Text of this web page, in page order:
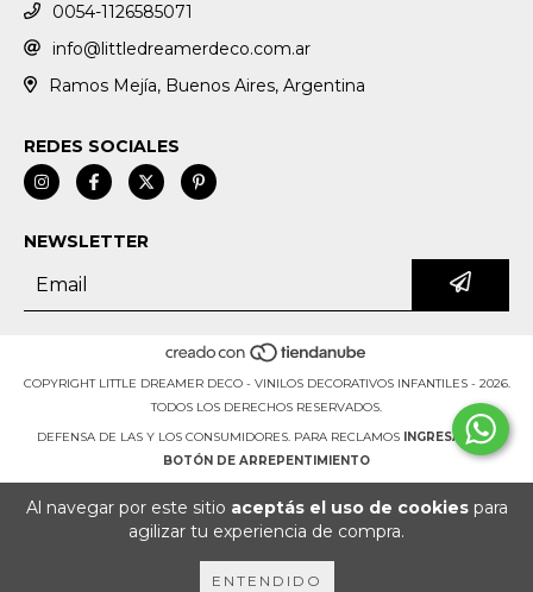
Al navegar por este sitio aceptás el uso de cookiespara
agilizar tu experiencia de compra.
ENTENDIDO
0054-1126585071
info@littledreamerdeco.com.ar
Ramos Mejía, Buenos Aires, Argentina
REDES SOCIALES
NEWSLETTER
COPYRIGHT LITTLE DREAMER DECO - VINILOS DECORATIVOS INFANTILES - 2026.
TODOS LOS DERECHOS RESERVADOS.
DEFENSA DE LAS Y LOS CONSUMIDORES. PARA RECLAMOS
INGRESÁ ACÁ.
BOTÓN DE ARREPENTIMIENTO